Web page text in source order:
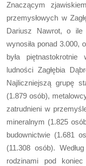
Znaczącym
przemysłowych w
Dariusz Nawrot, o
wynosiła ponad 3.000,
była
ludności Zagłębia
Najliczniejszą grupę
(1.879 osób),
zatrudnieni w
mineralnym (1.825
budownictwie (1.681
(11.308 osób).
rodzinami pod